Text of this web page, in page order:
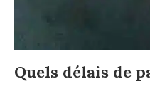
Quels délais de